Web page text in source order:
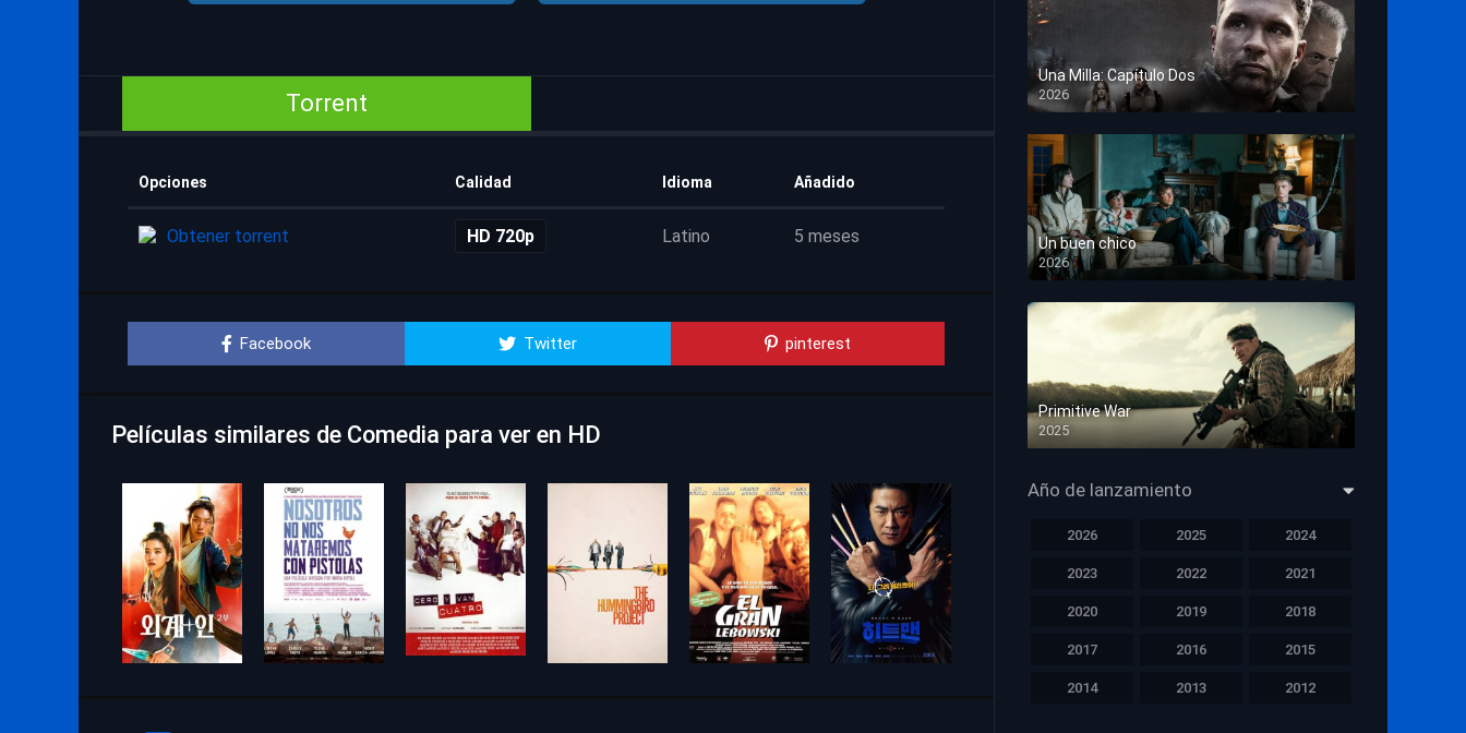
Torrent
Opciones Calidad Idioma Añadido
Obtener torrent HD 720p Latino 5 meses
Facebook Twitter pinterest
Películas similares de Comedia para ver en HD
Una Milla: Capítulo Dos
2026
HD 1080p
Un buen chico
2026
HD 1080p
Primitive War
2025
HD 1080p
Año de lanzamiento
2026 2025 2024
2023 2022 2021
2020 2019 2018
2017 2016 2015
2014 2013 2012